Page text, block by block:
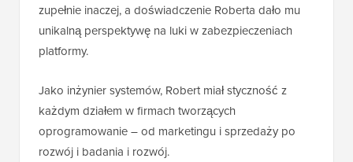
zupełnie inaczej, a doświadczenie Roberta dało mu
unikalną perspektywę na luki w zabezpieczeniach
platformy.
Jako inżynier systemów, Robert miał styczność z
każdym działem w firmach tworzących
oprogramowanie – od marketingu i sprzedaży po
rozwój i badania i rozwój.